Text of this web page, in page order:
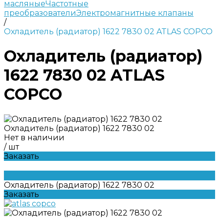
масляныеЧастотные
преобразователиЭлектромагнитные клапаны
/
Охладитель (радиатор) 1622 7830 02 ATLAS COPCO
Охладитель (радиатор)
1622 7830 02 ATLAS
COPCO
Охладитель (радиатор) 1622 7830 02
Нет в наличии
/ шт
Заказать
Охладитель (радиатор) 1622 7830 02
Заказать